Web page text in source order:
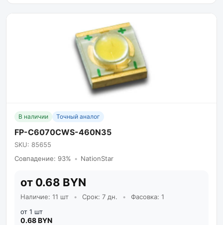
В наличии Точный аналог
FP-C6070CWS-460N35
SKU: 85655
Совпадение: 93% • NationStar
от 0.68 BYN
Наличие: 11 шт • Срок: 7 дн. •
Фасовка: 1
от 1 шт
0.68 BYN